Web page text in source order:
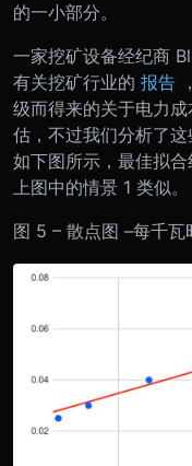
的一小部分。
一家挖矿设备经纪商
有关挖矿行业的 报告
级而得来的关于电力
估，不过我们分析了这
如下图所示，最佳拟
上图中的情景 1 类似。
图 5 – 散点图 –每千